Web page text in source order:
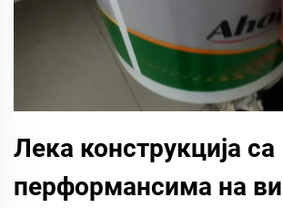
Лека конструкција са
перформансима на